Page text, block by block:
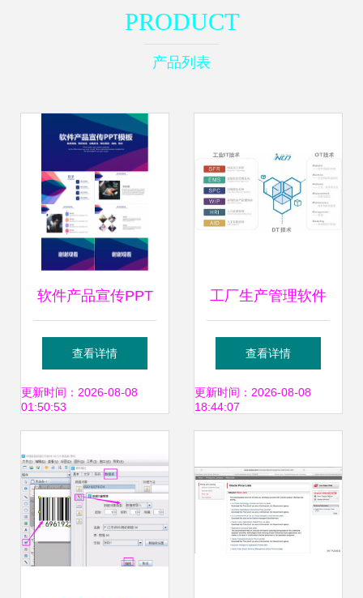
PRODUCT
产品列表
软件产品宣传PPT
结构设计指南
查看详情
更新时间：2026-08-08
01:50:53
工厂生产管理软件
为中小型制造企业
发展推波助澜
查看详情
更新时间：2026-08-08
18:44:07